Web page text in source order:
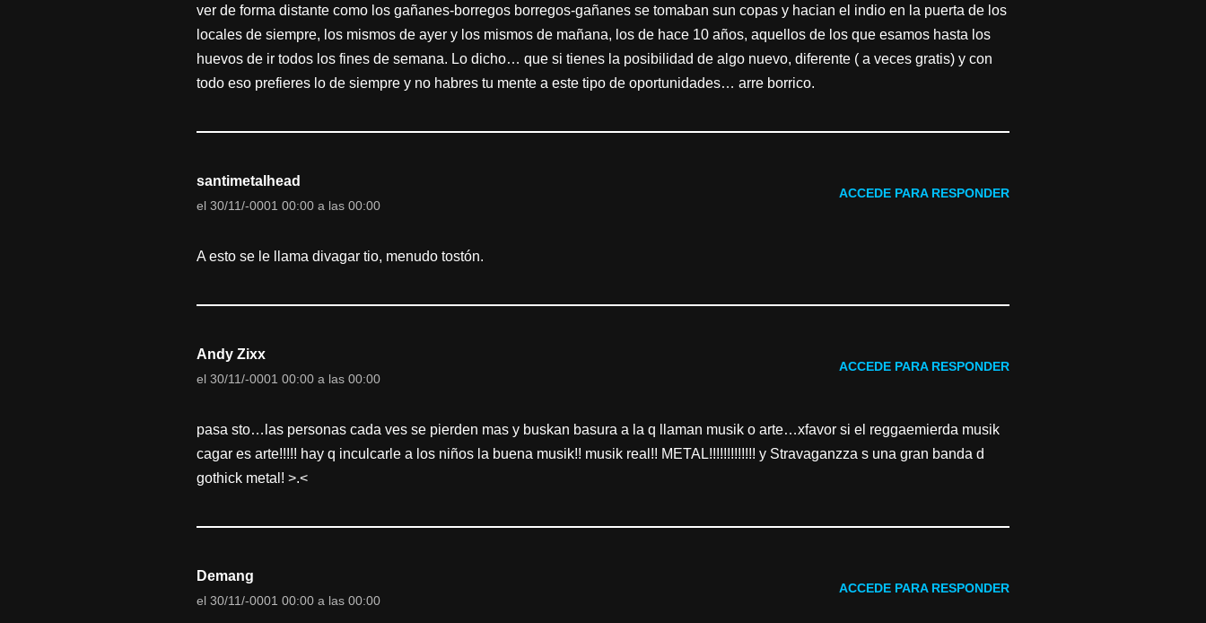
ver de forma distante como los gañanes-borregos borregos-gañanes se tomaban sun copas y hacian el indio en la puerta de los
locales de siempre, los mismos de ayer y los mismos de mañana, los de hace 10 años, aquellos de los que esamos hasta los
huevos de ir todos los fines de semana. Lo dicho… que si tienes la posibilidad de algo nuevo, diferente ( a veces gratis) y con
todo eso prefieres lo de siempre y no habres tu mente a este tipo de oportunidades… arre borrico.
santimetalhead
el 30/11/-0001 00:00 a las 00:00
ACCEDE PARA RESPONDER
A esto se le llama divagar tio, menudo tostón.
Andy Zixx
el 30/11/-0001 00:00 a las 00:00
ACCEDE PARA RESPONDER
pasa sto…las personas cada ves se pierden mas y buskan basura a la q llaman musik o arte…xfavor si el reggaemierda musik
cagar es arte!!!!! hay q inculcarle a los niños la buena musik!! musik real!! METAL!!!!!!!!!!!!! y Stravaganzza s una gran banda d
gothick metal! >.<
Demang
el 30/11/-0001 00:00 a las 00:00
ACCEDE PARA RESPONDER